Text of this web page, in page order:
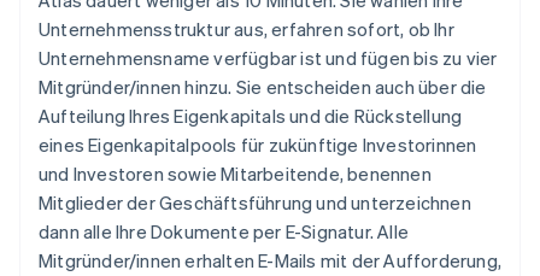
Unternehmensstruktur aus, erfahren sofort, ob Ihr
Unternehmensname verfügbar ist und fügen bis zu vier
Mitgründer/innen hinzu. Sie entscheiden auch über die
Aufteilung Ihres Eigenkapitals und die Rückstellung
eines Eigenkapitalpools für zukünftige Investorinnen
und Investoren sowie Mitarbeitende, benennen
Mitglieder der Geschäftsführung und unterzeichnen
dann alle Ihre Dokumente per E-Signatur. Alle
Mitgründer/innen erhalten E-Mails mit der Aufforderung,